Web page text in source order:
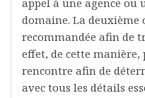
domaine. La deuxième
recommandée afin de
effet, de cette manière,
rencontre afin de
avec tous les détails